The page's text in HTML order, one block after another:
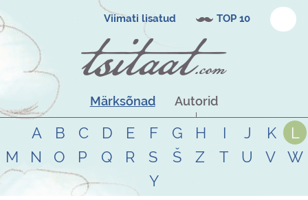
Viimati lisatud TOP 10
Märksõnad Autorid
A B C D E F G H I J K
L
M
N O P Q R S Š Z T U V
W
Y